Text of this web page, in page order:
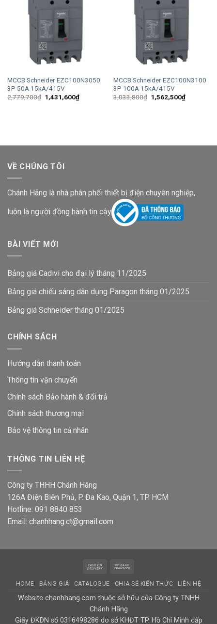
MCCB Schneider EZC100N3050
3P 50A 15kA/415V
2,779,700₫ Giá
gốc
1,431,600₫Giá
hiện
MCCB Schneider EZC100N3100
3P 100A 15kA/415V
3,033,800₫ Giá
gốc
1,562,500₫Giá
hiện
VỀ CHÚNG TÔI
Chánh Hãng là nhà phân phối thiết bị điện chuyên nghiệp,
luôn là người đồng hành tin cậy
BÀI VIẾT MỚI
Bảng giá Cadivi cho đại lý tháng 11/2025
Bảng giá chiếu sáng dân dụng Paragon tháng 01/2025
Bảng giá Schneider tháng 01/2025
CHÍNH SÁCH
Hướng dẫn thanh toán
Thông tin vận chuyển
Chính sách Bảo hành & đổi trả
Chính sách thương mại
Bảo vệ thông tin cá nhân
THÔNG TIN LIÊN HỆ
Công ty THHH Chánh Hãng
126A Điện Biên Phủ, P. Đa Kao, Quận 1, TP. HCM
Hotline: 091 8840 853
Email: chanhhang.ct@gmail.com
Cash
Delivery
HOME BẢNG GIÁ CATALOGUE CHIA SẺ KIẾN THỨC LIÊN HỆ
Website chanhhang.com thuộc sở hữu của Công ty TNHH
Chánh Hãng
Giấy ĐKDN số 0316498286 do sở KHĐT TP. Hồ Chí Minh cấp